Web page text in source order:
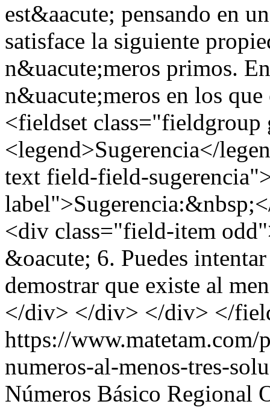
est&aacute; pensando en
satisface la siguiente
n&uacute;meros primos.
n&uacute;meros en los
<fieldset class="fieldgroup
<legend>Sugerencia</
text field-field-
<div class="field-item
&oacute; 6. Puedes
demostrar que existe al
</div> </div> </div> </
https://www.matetam.com/
numeros-al-menos-tres-
Números Básico Regional